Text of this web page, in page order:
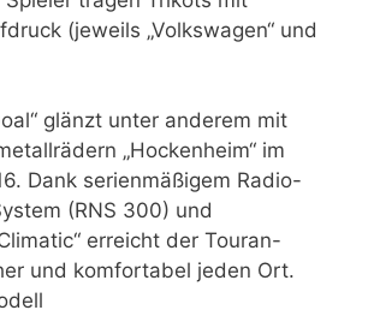
(jeweils „Volkswagen“ und
glänzt unter anderem mit
„Hockenheim“ im
Dank serienmäßigem Radio-
(RNS 300) und
erreicht der Touran-
und komfortabel jeden Ort.